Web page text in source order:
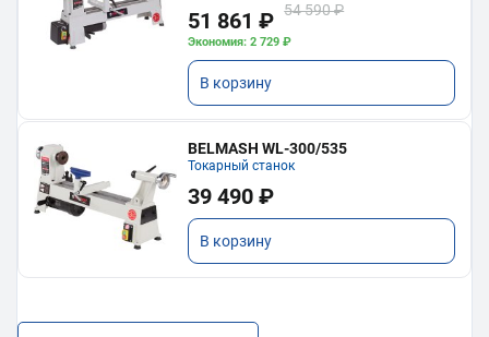
51 861 ₽ 54 590 ₽
Экономия: 2 729 ₽
В корзину
BELMASH WL-300/535
Токарный станок
39 490 ₽
В корзину